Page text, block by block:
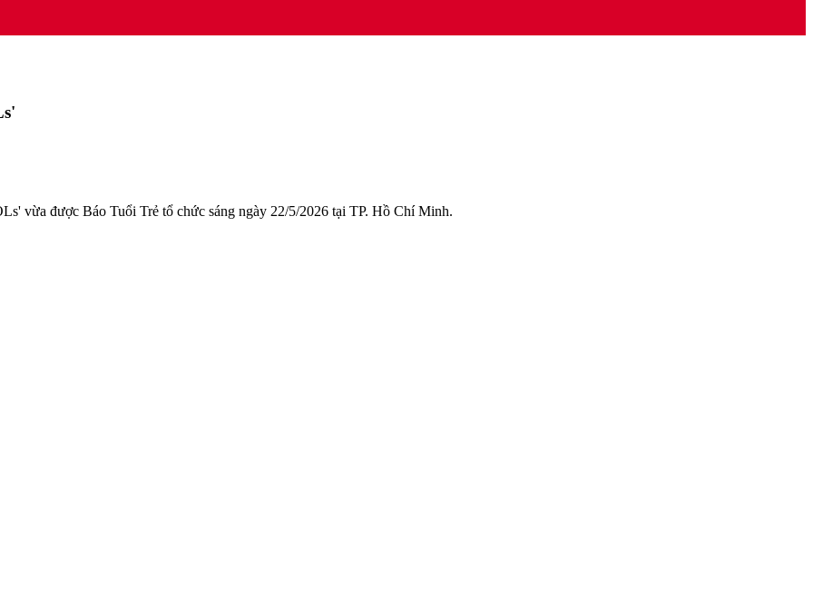
vừa được Báo Tuổi Trẻ tổ chức sáng ngày 22/5/2026 tại TP. Hồ Chí Minh.